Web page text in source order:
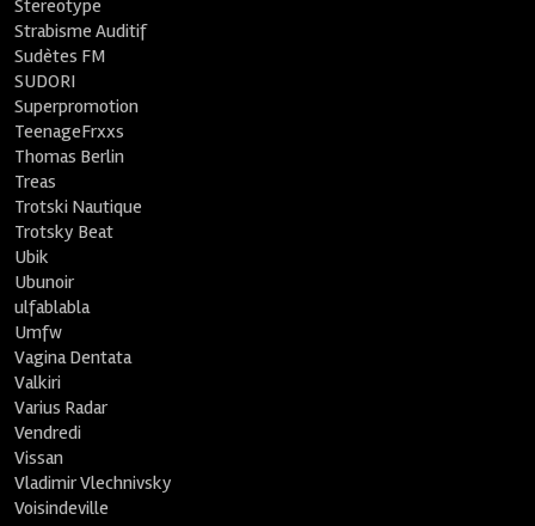
Stereotype
Strabisme Auditif
Sudètes FM
SUDORI
Superpromotion
TeenageFrxxs
Thomas Berlin
Treas
Trotski Nautique
Trotsky Beat
Ubik
Ubunoir
ulfablabla
Umfw
Vagina Dentata
Valkiri
Varius Radar
Vendredi
Vissan
Vladimir Vlechnivsky
Voisindeville